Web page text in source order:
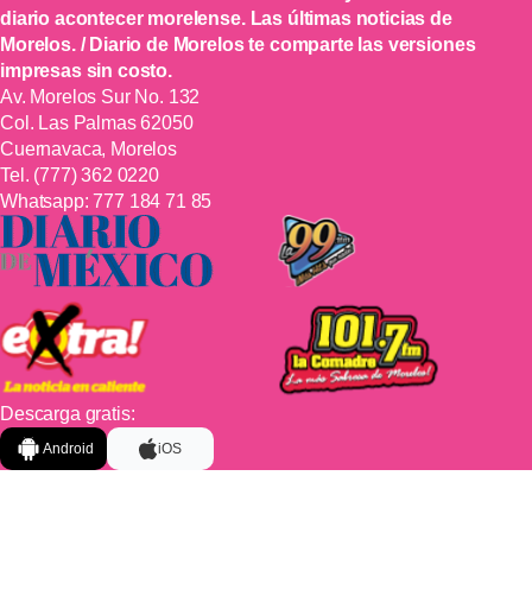
diario acontecer morelense. Las últimas noticias de
Morelos. / Diario de Morelos te comparte las versiones
impresas sin costo.
Av. Morelos Sur No. 132
Col. Las Palmas 62050
Cuernavaca, Morelos
Tel. (777) 362 0220
Whatsapp:777 184 71 85
Descarga gratis:
Android iOS